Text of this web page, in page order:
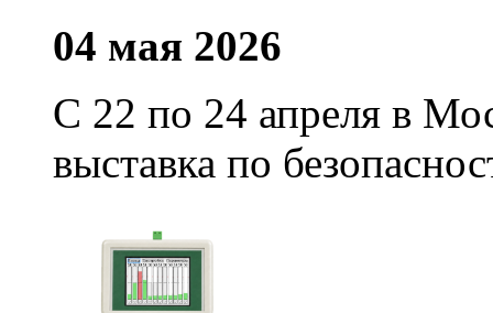
04 мая 2026
С 22 по 24 апреля в
выставка по